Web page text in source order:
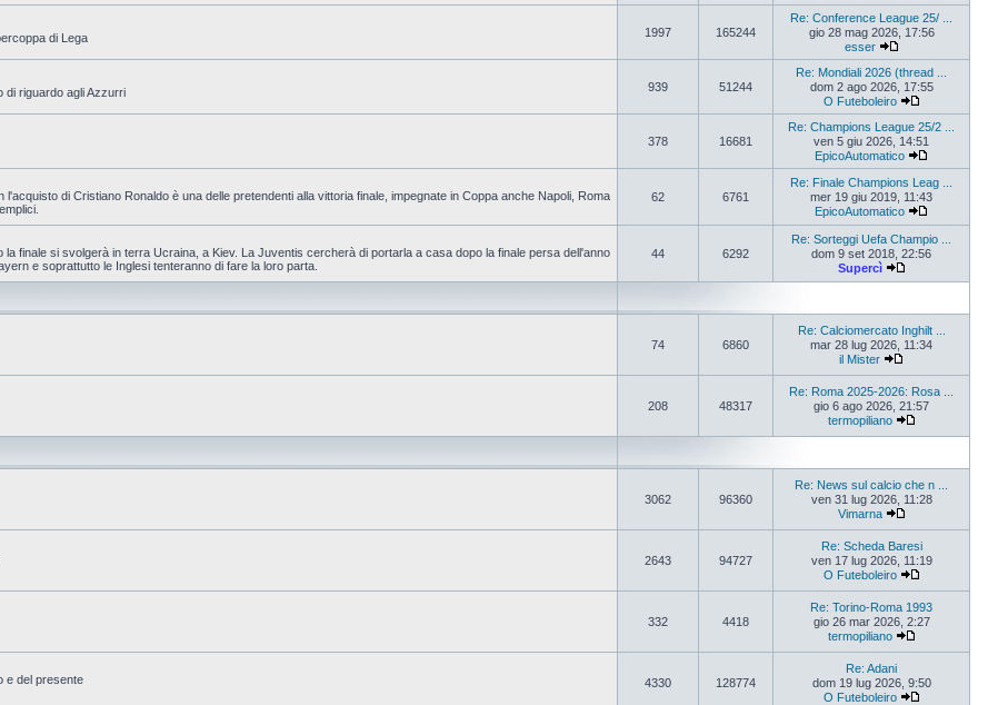
di Lega 1997 165244
Re: Conference League 25/ ...
gio 28 mag 2026, 17:56
esser
di riguardo agli Azzurri 939 51244
Re: Mondiali 2026 (thread ...
dom 2 ago 2026, 17:55
O Futeboleiro
378 16681
Re: Champions League 25/2 ...
ven 5 giu 2026, 14:51
EpicoAutomatico
di Cristiano Ronaldo è una delle pretendenti alla vittoria finale, impegnate in Coppa anche Napoli, Roma
62 6761
Re: Finale Champions Leag ...
mer 19 giu 2019, 11:43
EpicoAutomatico
finale si svolgerà in terra Ucraina, a Kiev. La Juventis cercherà di portarla a casa dopo la finale persa dell'anno
e soprattutto le Inglesi tenteranno di fare la loro parta.
44 6292
Re: Sorteggi Uefa Champio ...
dom 9 set 2018, 22:56
Supercì
74 6860
Re: Calciomercato Inghilt ...
mar 28 lug 2026, 11:34
il Mister
208 48317
Re: Roma 2025-2026: Rosa ...
gio 6 ago 2026, 21:57
termopiliano
3062 96360
Re: News sul calcio che n ...
ven 31 lug 2026, 11:28
Vimarna
2643 94727
Re: Scheda Baresi
ven 17 lug 2026, 11:19
O Futeboleiro
332 4418
Re: Torino-Roma 1993
gio 26 mar 2026, 2:27
termopiliano
e del presente
4330 128774
Re: Adani
dom 19 lug 2026, 9:50
O Futeboleiro